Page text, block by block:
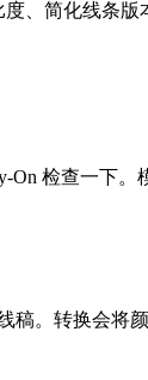
、简化线条
检查一下。
。转换会将